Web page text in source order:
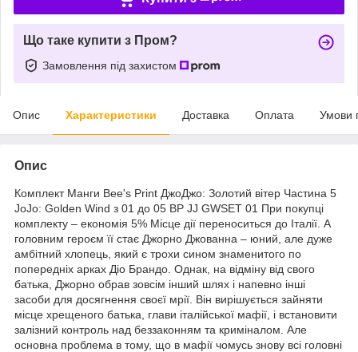
Що таке купити з Пром?
Замовлення під захистом
Опис Характеристики Доставка Оплата Умови
Опис
Комплект Манги Bee's Print ДжоДжо: Золотий вітер Частина 5
JoJo: Golden Wind з 01 до 05 BP JJ GWSET 01 При покупці
комплекту – економія 5% Місце дії переноситься до Італії. А
головним героєм її стає Джорно Джованна – юний, але дуже
амбітний хлопець, який є трохи сином знаменитого по
попередніх арках Діо Брандо. Однак, на відміну від свого
батька, Джорно обрав зовсім інший шлях і напевно інші
засоби для досягнення своєї мрії. Він вирішується зайняти
місце хрещеного батька, глави італійської мафії, і встановити
залізний контроль над беззаконням та криміналом. Але
основна проблема в тому, що в мафії чомусь знову всі головні